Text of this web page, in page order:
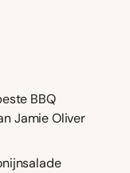
BBQ
Jamie Oliver